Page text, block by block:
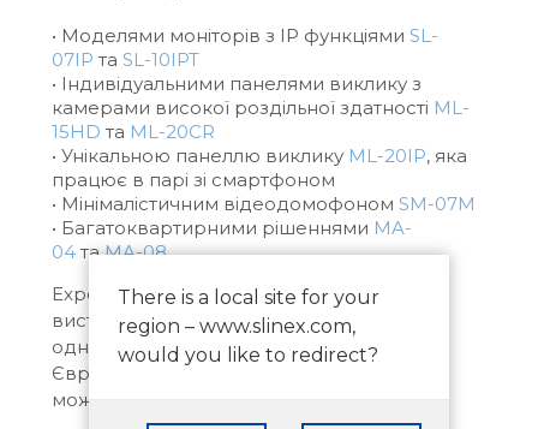
• Моделями моніторів з IP функціями SL-
07IP та SL-10IPT
• Індивідуальними панелями виклику з
камерами високої роздільної здатності ML-
15HD та ML-20CR
• Унікальною панеллю виклику ML-20IP, яка
працює в парі зі смартфоном
• Мінімалістичним відеодомофоном SM-07M
• Багатоквартирними рішеннями MA-
04таMA-08
Expert Security – 2019 стала найбільшою
виставкою систем безпеки в Україні та
однією з наймасштабніших виставок у
Європі. Slinex вдячна організаторам за
можливість побувати у центрі подій.
There is a local site for your
region – www.slinex.com,
would you like to redirect?